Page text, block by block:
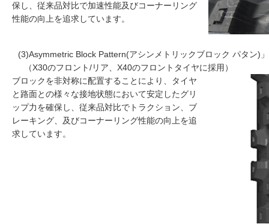
保し、従来品対比で加速性能及びコーナーリング
性能の向上を追求しています。
(3)Asymmetric Block Pattern(アシンメトリックブロック パタン)
（X30のフロント/リア、X40のフロントタイヤに採用）
ブロックを非対称に配置することにより、タイヤ
と路面との様々な接地状態において安定したグリ
ップ力を確保し、従来品対比でトラクション、ブ
レーキング、及びコーナーリング性能の向上を追
求しています。